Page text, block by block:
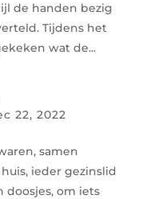
de handen bezig
Tijdens het
wat de...
22, 2022
samen
ieder gezinslid
doosjes, om iets